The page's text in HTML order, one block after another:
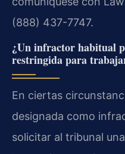
(888) 437-7747.
¿Un infractor habitual
restringida para
En ciertas
designada como
solicitar al tribunal